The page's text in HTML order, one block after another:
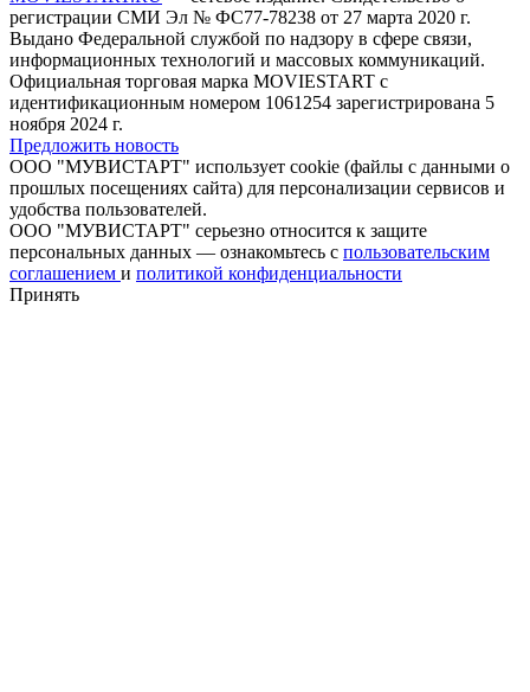
регистрации СМИ Эл № ФС77-78238 от 27 марта 2020 г.
Выдано Федеральной службой по надзору в сфере связи,
информационных технологий и массовых коммуникаций.
Официальная торговая марка MOVIESTART с
идентификационным номером 1061254 зарегистрирована 5
ноября 2024 г.
Предложить новость
ООО "МУВИСТАРТ" использует cookie (файлы с данными о
прошлых посещениях сайта) для персонализации сервисов и
удобства пользователей.
ООО "МУВИСТАРТ" серьезно относится к защите
персональных данных — ознакомьтесь с пользовательским
соглашением и политикой конфиденциальности
Принять